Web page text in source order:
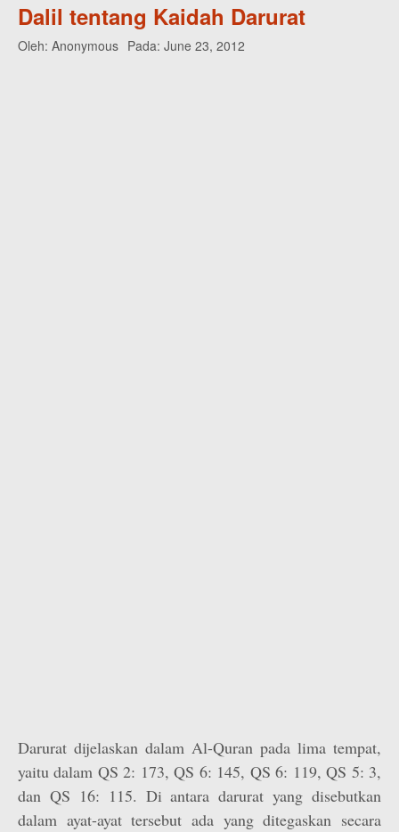
Dalil tentang Kaidah Darurat
Oleh: Anonymous Pada: June 23, 2012
Darurat dijelaskan dalam Al-Quran pada lima tempat,
yaitu dalam QS 2: 173, QS 6: 145, QS 6: 119, QS 5: 3,
dan QS 16: 115. Di antara darurat yang disebutkan
dalam ayat-ayat tersebut ada yang ditegaskan secara